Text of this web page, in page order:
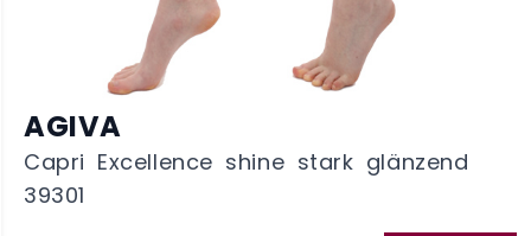
AGIVA
Capri Excellence shine stark glänzend
39301